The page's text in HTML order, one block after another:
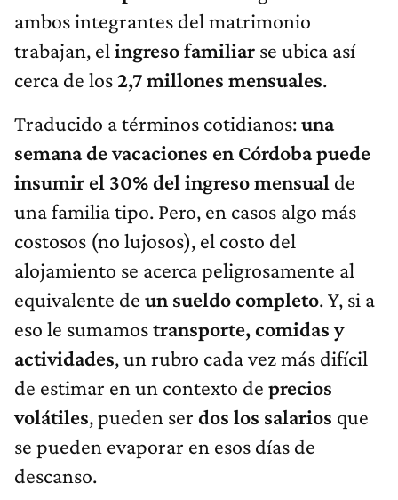
ambos integrantes del matrimonio
trabajan, el ingreso familiar se ubica así
cerca de los2,7 millones mensuales.
Traducido a términos cotidianos:una
semana de vacaciones en Córdoba puede
insumir el 30% del ingreso mensual de
una familia tipo. Pero, en casos algo más
costosos (no lujosos), el costo del
alojamiento se acerca peligrosamente al
equivalente de un sueldo completo. Y, si a
eso le sumamostransporte, comidas y
actividades, un rubro cada vez más difícil
de estimar en un contexto de precios
volátiles, pueden ser dos los salarios que
se pueden evaporar en esos días de
descanso.